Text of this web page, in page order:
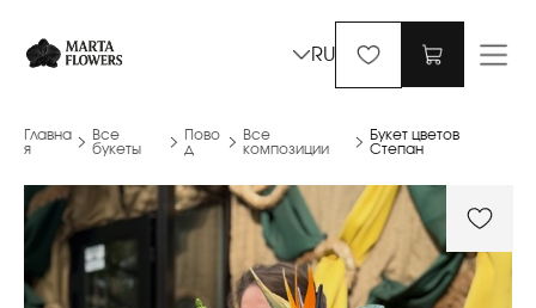
RU
Главна
я
Все
букеты
Пово
д
Все
композиции
Букет цветов
Степан